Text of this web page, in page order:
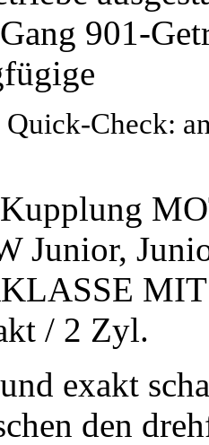
901-
Check:
Junior,
/ 2 Zyl.
exakt
den